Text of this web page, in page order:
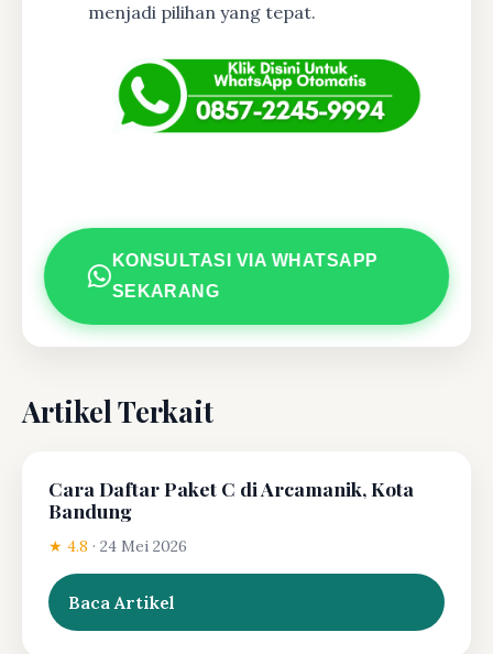
menjadi pilihan yang tepat.
KONSULTASI VIA WHATSAPP
SEKARANG
Artikel Terkait
Cara Daftar Paket C di Arcamanik, Kota
Bandung
★ 4.8 · 24 Mei 2026
Baca Artikel